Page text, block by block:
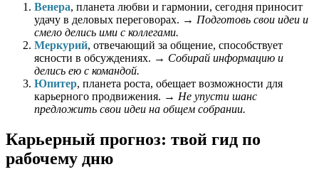
Венера, планета любви и гармонии, сегодня приносит
удачу в деловых переговорах. → Подготовь свои идеи и
смело делись ими с коллегами.
Меркурий, отвечающий за общение, способствует
ясности в обсуждениях. → Собирай информацию и
делись ею с командой.
Юпитер, планета роста, обещает возможности для
карьерного продвижения. → Не упусти шанс
предложить свои идеи на общем собрании.
Карьерный прогноз: твой гид по
рабочему дню